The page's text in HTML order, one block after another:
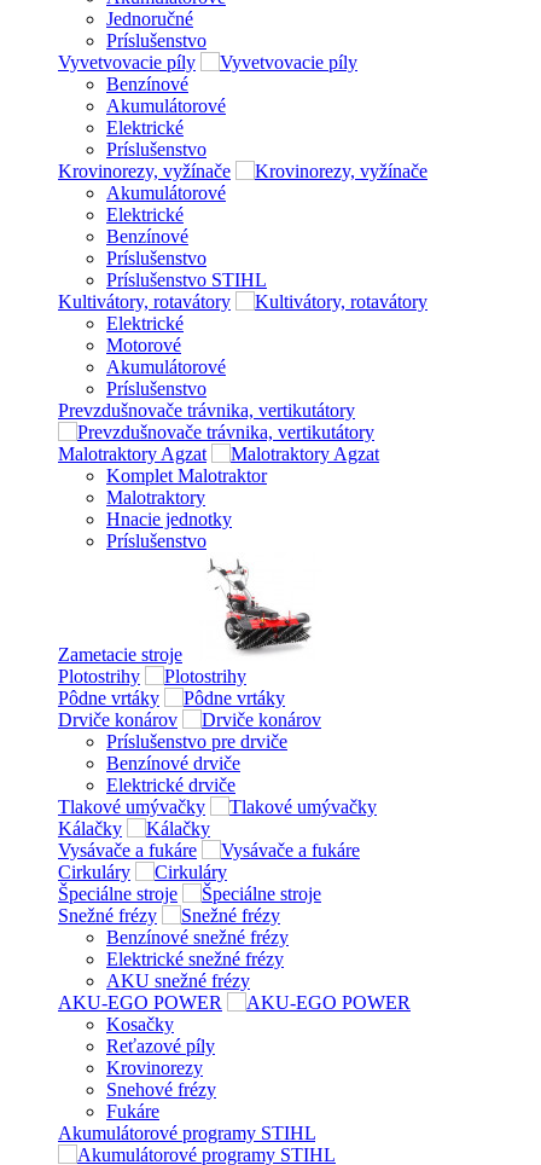
Jednoručné
Príslušenstvo
Vyvetvovacie píly
Benzínové
Akumulátorové
Elektrické
Príslušenstvo
Krovinorezy, vyžínače
Akumulátorové
Elektrické
Benzínové
Príslušenstvo
Príslušenstvo STIHL
Kultivátory, rotavátory
Elektrické
Motorové
Akumulátorové
Príslušenstvo
Prevzdušnovače trávnika, vertikutátory
Malotraktory Agzat
Komplet Malotraktor
Malotraktory
Hnacie jednotky
Príslušenstvo
Zametacie stroje
Plotostrihy
Pôdne vrtáky
Drviče konárov
Príslušenstvo pre drviče
Benzínové drviče
Elektrické drviče
Tlakové umývačky
Kálačky
Vysávače a fukáre
Cirkuláry
Špeciálne stroje
Snežné frézy
Benzínové snežné frézy
Elektrické snežné frézy
AKU snežné frézy
AKU-EGO POWER
Kosačky
Reťazové píly
Krovinorezy
Snehové frézy
Fukáre
Akumulátorové programy STIHL